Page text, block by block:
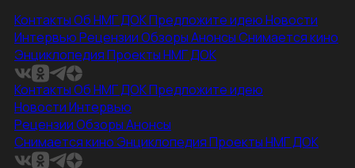
КонтактыОб НМГ ДОКПредложите идеюНовости
ИнтервьюРецензииОбзорыАнонсыСнимается кино
ЭнциклопедияПроекты НМГ ДОК
КонтактыОб НМГ ДОКПредложите идею
НовостиИнтервью
РецензииОбзорыАнонсы
Снимается кино ЭнциклопедияПроекты НМГ ДОК